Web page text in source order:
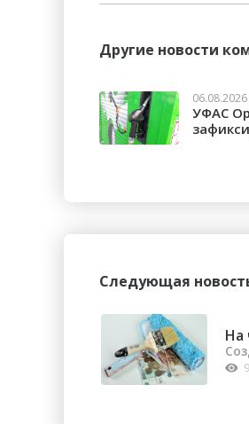
Другие новости
УФАС
Следующая
На